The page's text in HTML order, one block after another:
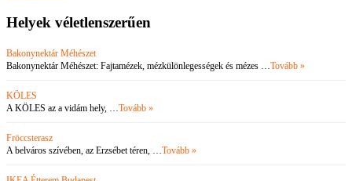
Helyek véletlenszerűen
Bakonynektár Méhészet
Bakonynektár Méhészet: Fajtamézek, mézkülönlegességek és mézes …Tovább »
KÖLES
A KÖLES az a vidám hely, …Tovább »
Fröccsterasz
A belváros szívében, az Erzsébet téren, …Tovább »